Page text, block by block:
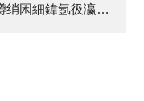
涓嬩竴绡囷細鍏氬彶瀛︿範鏁欒偛甯傚浗璧勫鍏氬绗叚鎸囧缁勮繘椹诲寳浜寲宸ラ泦鍥?/a>